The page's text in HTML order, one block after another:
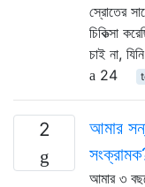
স্রোতের
চিকিত্সা
চাই না,
24
2
আমার
আমার ৩